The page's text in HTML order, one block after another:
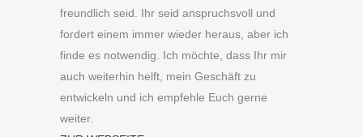
freundlich seid. Ihr seid anspruchsvoll und
fordert einem immer wieder heraus, aber ich
finde es notwendig. Ich möchte, dass Ihr mir
auch weiterhin helft, mein Geschäft zu
entwickeln und ich empfehle Euch gerne
weiter.